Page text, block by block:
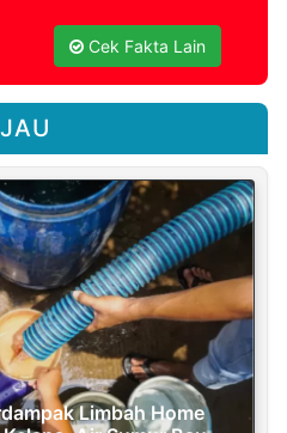
Cek Fakta Lain
Limbah Home